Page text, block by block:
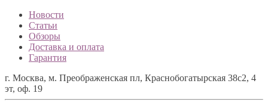
Новости
Статьи
Обзоры
Доставка и оплата
Гарантия
г. Москва, м. Преображенская пл, Краснобогатырская 38с2, 4
эт, оф. 19